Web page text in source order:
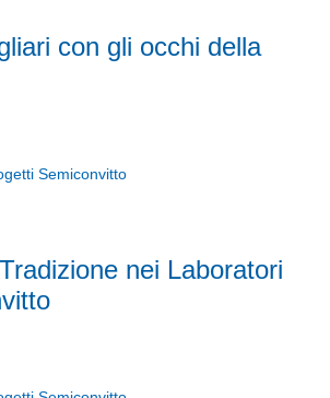
con gli occhi della
Semiconvitto
nei Laboratori